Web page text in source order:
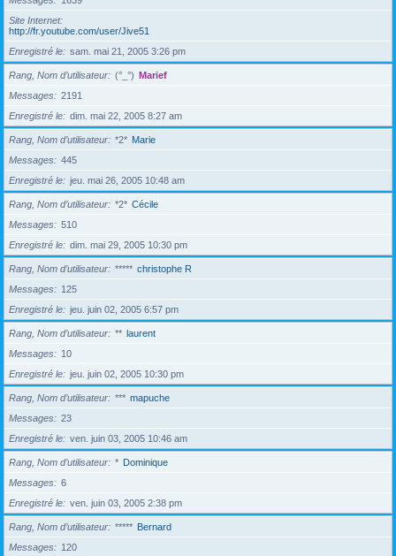
Site Internet
http://fr.youtube.com/user/Jive51
Enregistré le
sam. mai 21, 2005 3:26 pm
Rang, Nom d’utilisateur (°_°) Marief
Messages
2191
Enregistré le
dim. mai 22, 2005 8:27 am
Rang, Nom d’utilisateur *2* Marie
Messages
445
Enregistré le
jeu. mai 26, 2005 10:48 am
Rang, Nom d’utilisateur *2* Cécile
Messages
510
Enregistré le
dim. mai 29, 2005 10:30 pm
Rang, Nom d’utilisateur ***** christophe R
Messages
125
Enregistré le
jeu. juin 02, 2005 6:57 pm
Rang, Nom d’utilisateur ** laurent
Messages
10
Enregistré le
jeu. juin 02, 2005 10:30 pm
Rang, Nom d’utilisateur *** mapuche
Messages
23
Enregistré le
ven. juin 03, 2005 10:46 am
Rang, Nom d’utilisateur * Dominique
Messages
6
Enregistré le
ven. juin 03, 2005 2:38 pm
Rang, Nom d’utilisateur ***** Bernard
Messages
120